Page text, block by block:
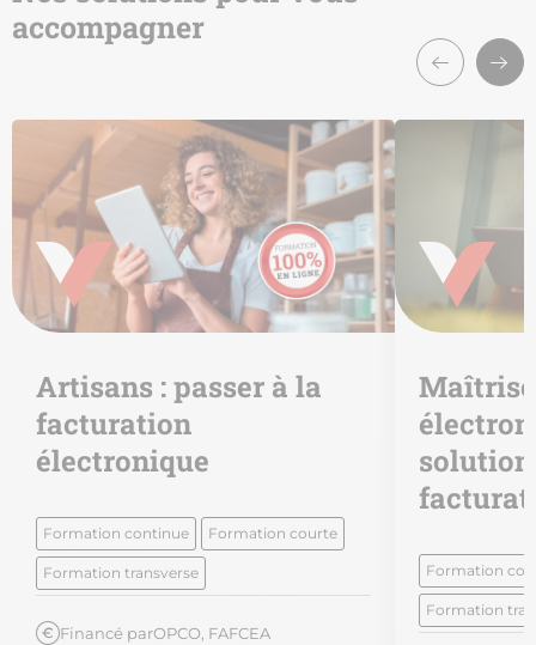
accompagner
Artisans : passer à la
facturation
électronique
Formation continue Formation courte
Formation transverse
Financé parOPCO, FAFCEA
Formation
Formation